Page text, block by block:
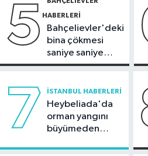
teknolojiyle
5 HABERLERI
Bahçelievler'deki
bina çökmesi
saniye saniye
görüntülendi
7 İSTANBUL HABERLERI
Heybeliada'da
orman yangını
büyümeden